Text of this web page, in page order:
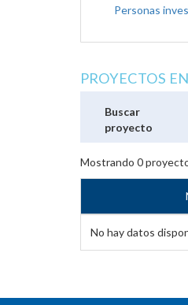
Personas
PROYECTOS
Buscar
proyecto
Mostrando 0
No hay datos